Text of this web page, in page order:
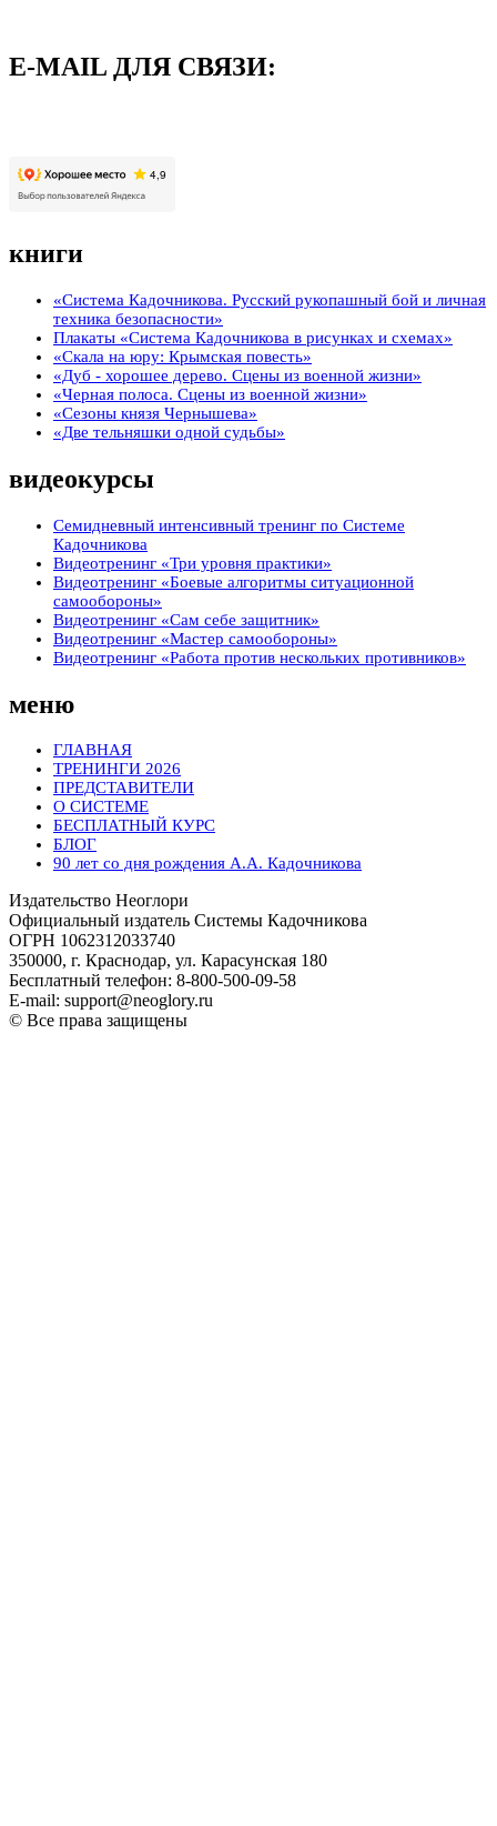
E-MAIL ДЛЯ СВЯЗИ:
книги
«Система Кадочникова. Русский рукопашный бой и личная
техника безопасности»
Плакаты «Система Кадочникова в рисунках и схемах»
«Скала на юру: Крымская повесть»
«Дуб - хорошее дерево. Сцены из военной жизни»
«Черная полоса. Сцены из военной жизни»
«Сезоны князя Чернышева»
«Две тельняшки одной судьбы»
видеокурсы
Семидневный интенсивный тренинг по Системе
Кадочникова
Видеотренинг «Три уровня практики»
Видеотренинг «Боевые алгоритмы ситуационной
самообороны»
Видеотренинг «Сам себе защитник»
Видеотренинг «Мастер самообороны»
Видеотренинг «Работа против нескольких противников»
меню
ГЛАВНАЯ
ТРЕНИНГИ 2026
ПРЕДСТАВИТЕЛИ
О СИСТЕМЕ
БЕСПЛАТНЫЙ КУРС
БЛОГ
90 лет со дня рождения А.А. Кадочникова
Издательство Неоглори
Официальный издатель Системы Кадочникова
ОГРН 1062312033740
350000, г. Краснодар, ул. Карасунская 180
Бесплатный телефон: 8-800-500-09-58
E-mail: support@neoglory.ru
© Все права защищены